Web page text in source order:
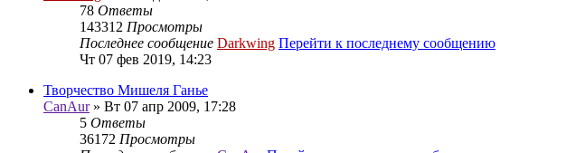
78 Ответы
143312 Просмотры
Последнее сообщение Darkwing Перейти к последнему сообщению
Чт 07 фев 2019, 14:23
Творчество Мишеля Ганье
CanAur» Вт 07 апр 2009, 17:28
5 Ответы
36172 Просмотры